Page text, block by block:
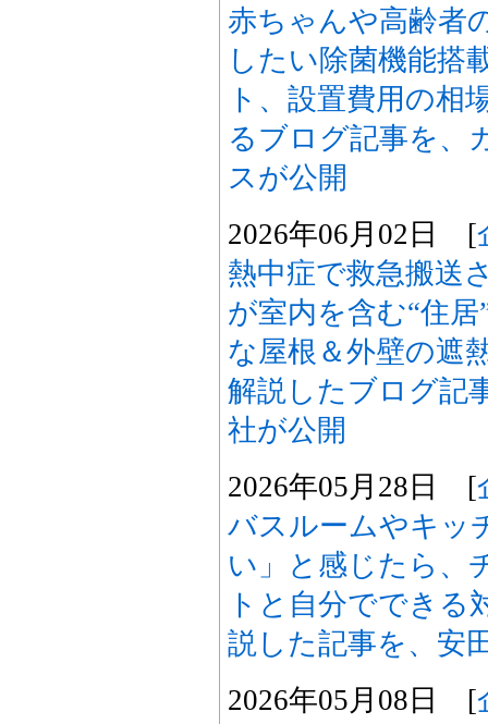
赤ちゃんや高齢者
したい除菌機能搭
ト、設置費用の相
るブログ記事を、
スが公開
2026年06月02日 [
熱中症で救急搬送
が室内を含む“住
な屋根＆外壁の遮
解説したブログ記
社が公開
2026年05月28日 [
バスルームやキッ
い」と感じたら、
トと自分でできる
説した記事を、安
2026年05月08日 [